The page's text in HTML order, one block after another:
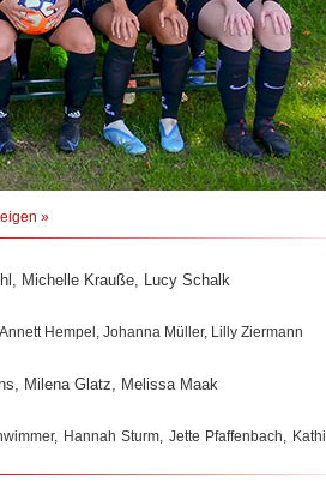
»
Michelle Krauße, Lucy Schalk
Hempel, Johanna Müller, Lilly Ziermann
Milena Glatz, Melissa Maak
Hannah Sturm, Jette Pfaffenbach, Kathi